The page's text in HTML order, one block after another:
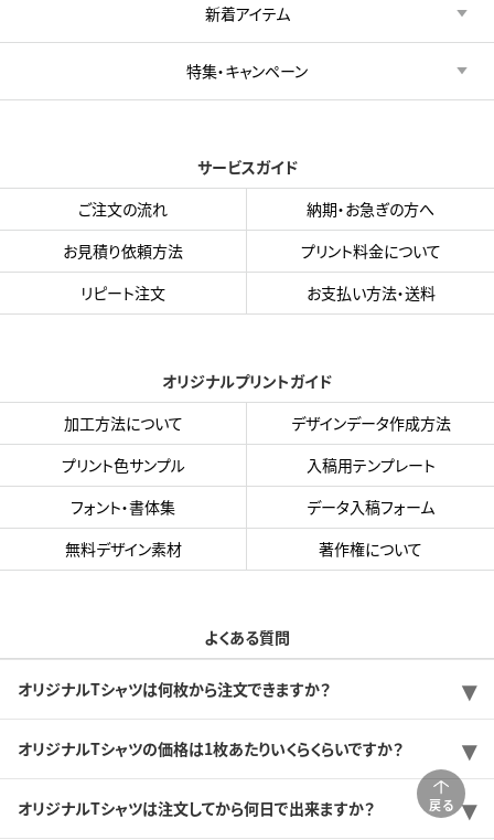
戻る
新着アイテム
特集・キャンペーン
サービスガイド
ご注文の流れ
納期・お急ぎの方へ
お見積り依頼方法
プリント料金について
リピート注文
お支払い方法・送料
オリジナルプリントガイド
加工方法について
デザインデータ作成方法
プリント色サンプル
入稿用テンプレート
フォント・書体集
データ入稿フォーム
無料デザイン素材
著作権について
よくある質問
オリジナルTシャツは何枚から注文できますか？
オリジナルTシャツの価格は1枚あたりいくらくらいですか？
オリジナルTシャツは注文してから何日で出来ますか？